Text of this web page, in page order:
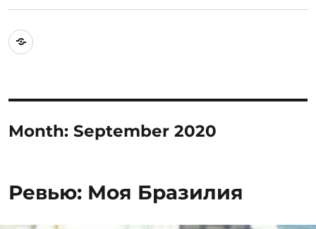
Австралия
Month:September 2020
Ревью: Моя Бразилия